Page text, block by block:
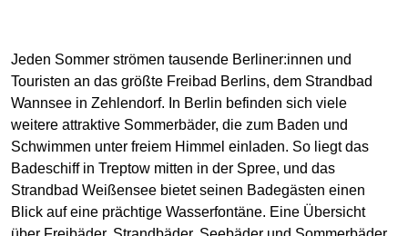
Jeden Sommer strömen tausende Berliner:innen und
Touristen an das größte Freibad Berlins, dem Strandbad
Wannsee in Zehlendorf. In Berlin befinden sich viele
weitere attraktive Sommerbäder, die zum Baden und
Schwimmen unter freiem Himmel einladen. So liegt das
Badeschiff in Treptow mitten in der Spree, und das
Strandbad Weißensee bietet seinen Badegästen einen
Blick auf eine prächtige Wasserfontäne. Eine Übersicht